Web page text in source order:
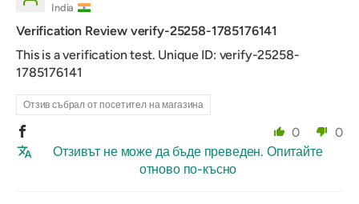
India
Verification Review verify-25258-1785176141
This is a verification test. Unique ID: verify-25258-
1785176141
Отзив събрал от посетител на магазина
0
0
Отзивът не може да бъде преведен. Опитайте
отново по-късно